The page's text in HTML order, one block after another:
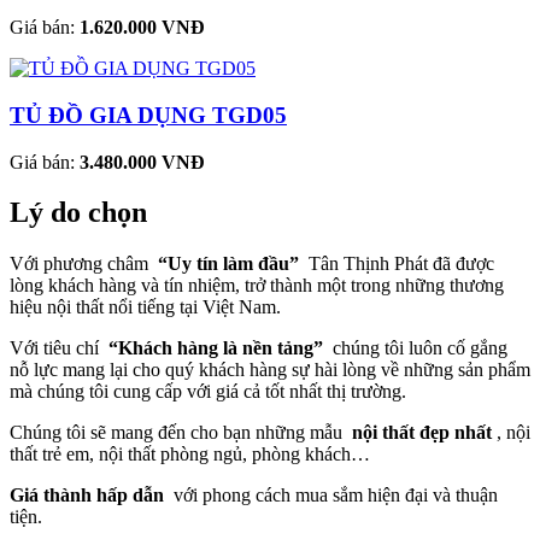
Giá bán: 1.620.000 VNĐ
TỦ ĐỒ GIA DỤNG TGD05
Giá bán: 3.480.000 VNĐ
Lý do chọn
Với phương châm “Uy tín làm đầu” Tân Thịnh Phát đã được
lòng khách hàng và tín nhiệm, trở thành một trong những thương
hiệu nội thất nổi tiếng tại Việt Nam.
Với tiêu chí “Khách hàng là nền tảng” chúng tôi luôn cố gắng
nỗ lực mang lại cho quý khách hàng sự hài lòng về những sản phẩm
mà chúng tôi cung cấp với giá cả tốt nhất thị trường.
Chúng tôi sẽ mang đến cho bạn những mẫu nội thất đẹp nhất , nội
thất trẻ em, nội thất phòng ngủ, phòng khách…
Giá thành hấp dẫn với phong cách mua sắm hiện đại và thuận
tiện.